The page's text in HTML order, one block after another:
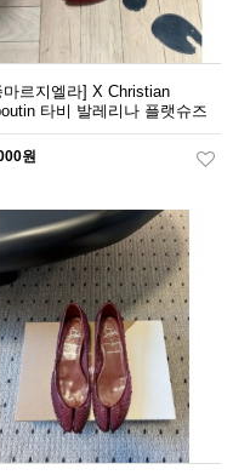
마르지엘라] X Christian
타비 발레리나 플랫슈즈
원